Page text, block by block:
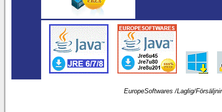
EuropeSoftwares /Laglig/